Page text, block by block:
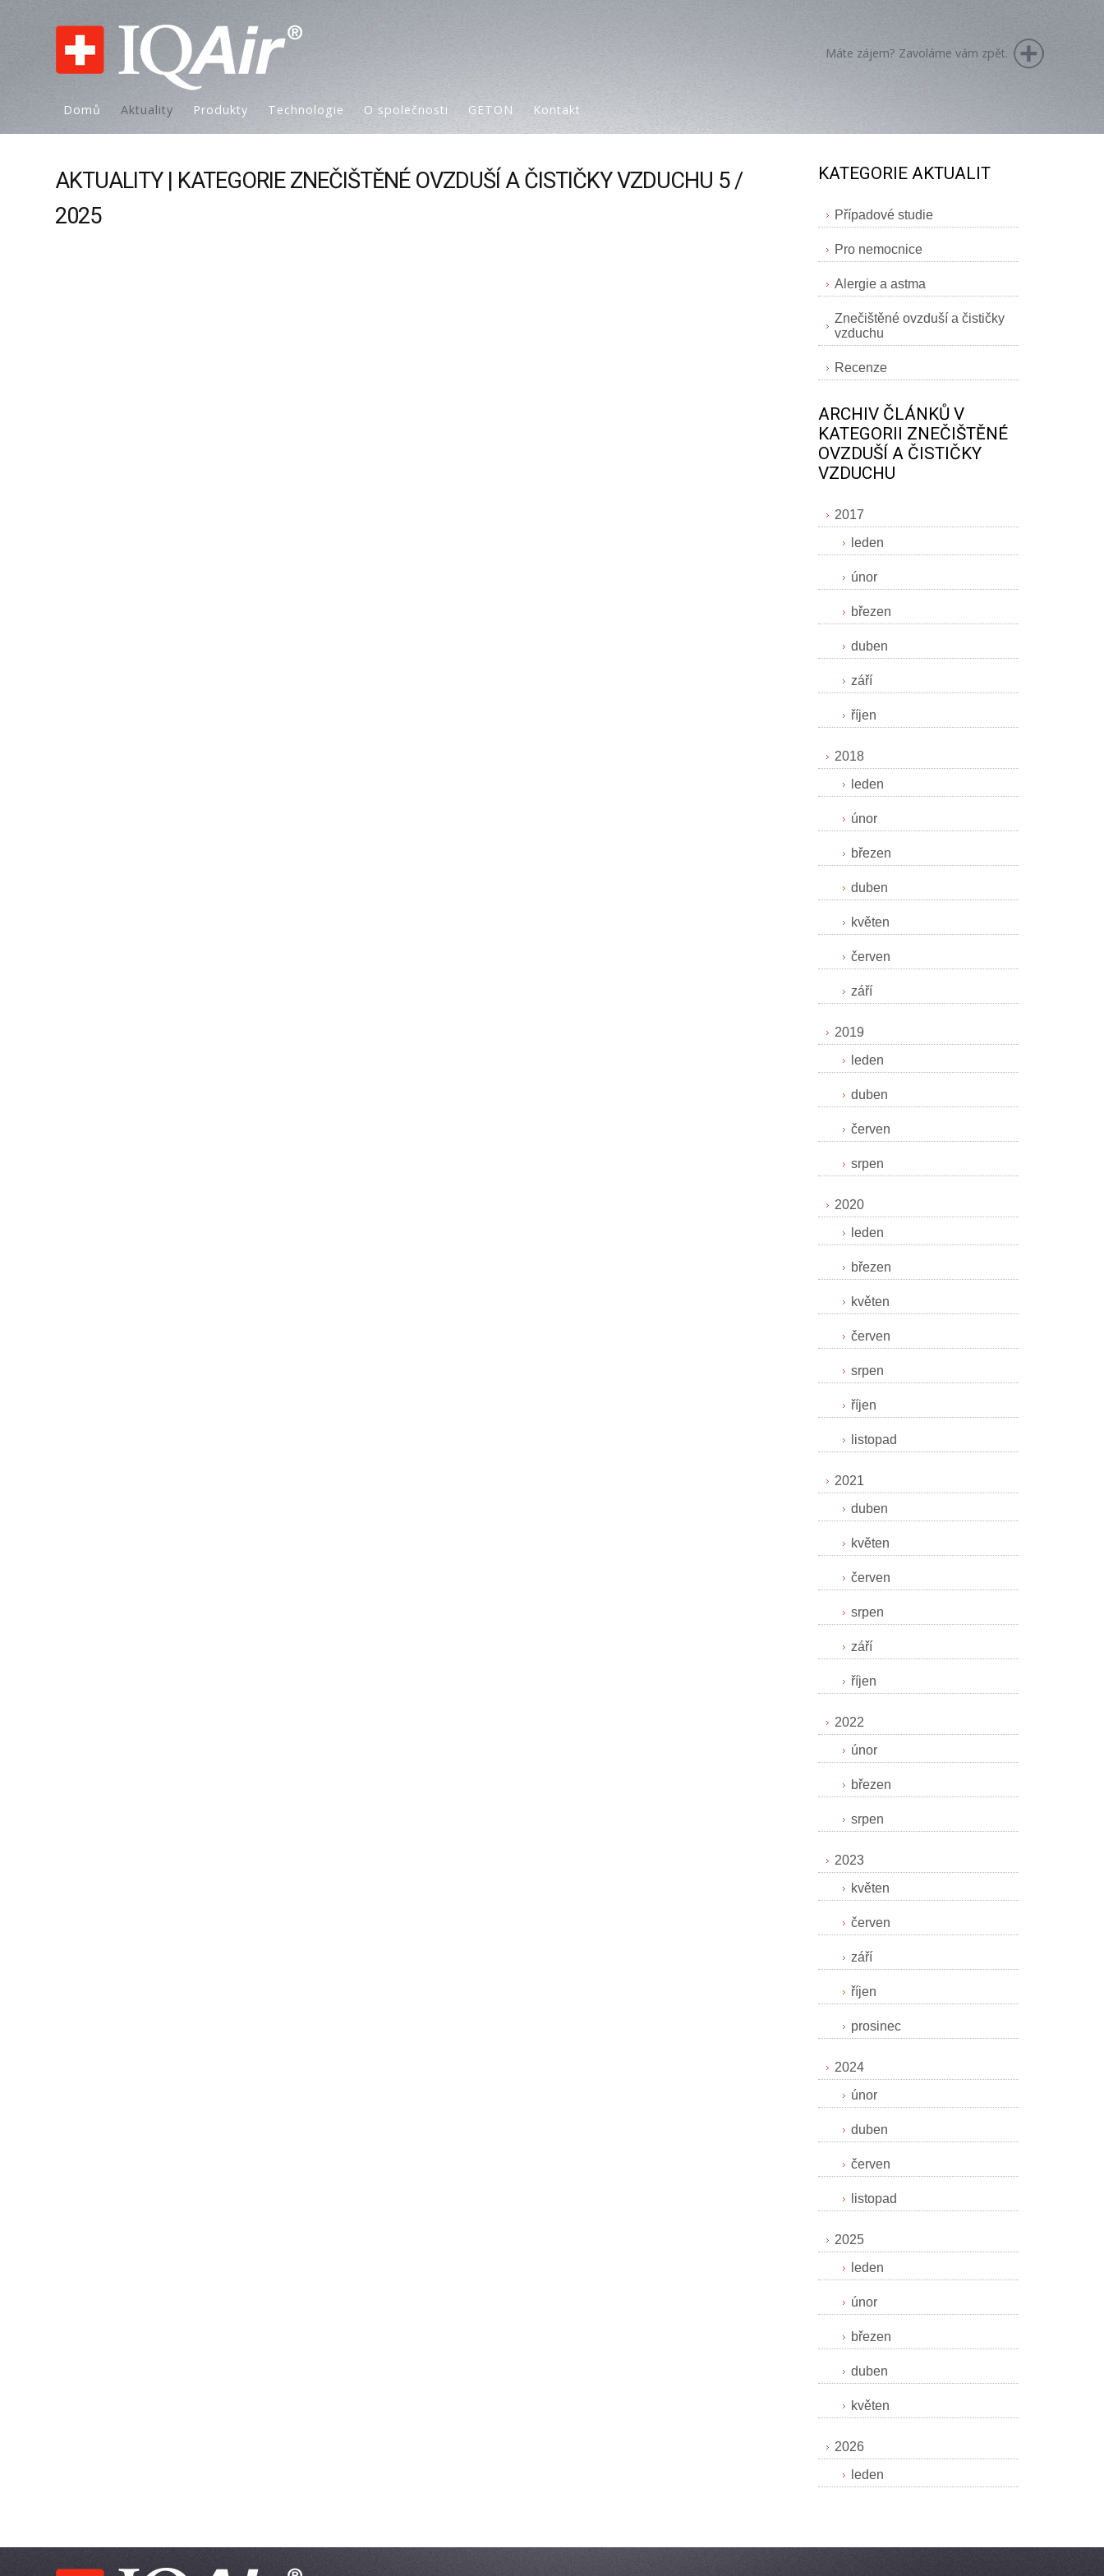
Domů Aktuality Produkty Technologie O společnosti GETON Kontakt
Máte zájem? Zavoláme vám zpět.
AKTUALITY | KATEGORIE ZNEČIŠTĚNÉ OVZDUŠÍ A ČISTIČKY VZDUCHU 5 /
2025
KATEGORIE AKTUALIT
Případové studie
Pro nemocnice
Alergie a astma
Znečištěné ovzduší a čističky
vzduchu
Recenze
ARCHIV ČLÁNKŮ V
KATEGORII ZNEČIŠTĚNÉ
OVZDUŠÍ A ČISTIČKY
VZDUCHU
2017
leden
únor
březen
duben
září
říjen
2018
leden
únor
březen
duben
květen
červen
září
2019
leden
duben
červen
srpen
2020
leden
březen
květen
červen
srpen
říjen
listopad
2021
duben
květen
červen
srpen
září
říjen
2022
únor
březen
srpen
2023
květen
červen
září
říjen
prosinec
2024
únor
duben
červen
listopad
2025
leden
únor
březen
duben
květen
2026
leden